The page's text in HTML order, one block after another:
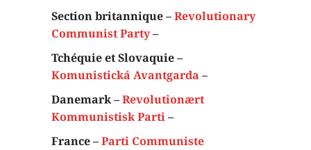
Section britannique –Revolutionary
Communist Party–
Tchéquie et Slovaquie –
Komunistická Avantgarda –
Danemark –Revolutionært
Kommunistisk Parti–
France –Parti Communiste